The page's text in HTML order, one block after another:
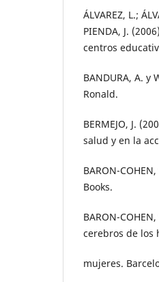
ÁLVAREZ, L.;
PIENDA, J.
centros
BANDURA, A. y
Ronald.
BERMEJO, J.
salud y en la
BARON-
Books.
BARON-
cerebros de los
mujeres.